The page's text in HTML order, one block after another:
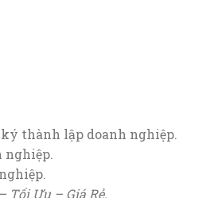
thành lập doanh nghiệp.
nghiệp.
Tối Ưu – Giá Rẻ.